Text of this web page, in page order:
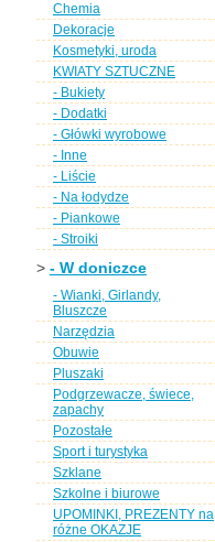
Chemia
Dekoracje
Kosmetyki, uroda
KWIATY SZTUCZNE
- Bukiety
- Dodatki
- Główki wyrobowe
- Inne
- Liście
- Na łodydze
- Piankowe
- Stroiki
> - W doniczce
- Wianki, Girlandy,
Bluszcze
Narzędzia
Obuwie
Pluszaki
Podgrzewacze, świece,
zapachy
Pozostałe
Sport i turystyka
Szklane
Szkolne i biurowe
UPOMINKI, PREZENTY na
różne OKAZJE